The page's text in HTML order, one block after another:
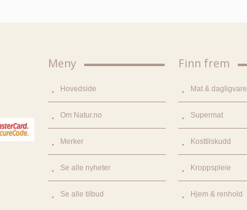
Meny
Hovedside
Om Natur.no
Merker
Se alle nyheter
Se alle tilbud
Finn frem
Mat & dagligvare
Supermat
Kosttilskudd
Kroppspleie
Hjem & renhold